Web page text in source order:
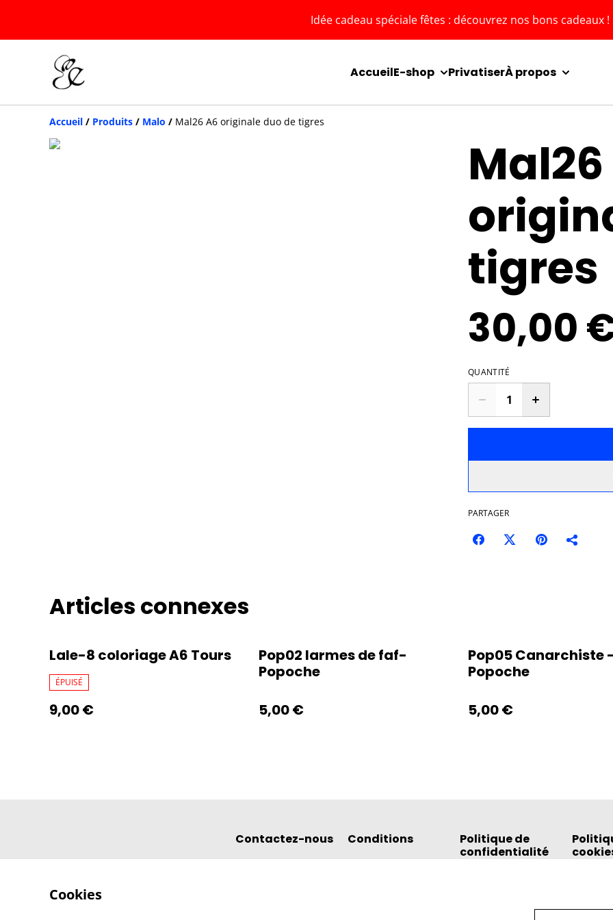
Idée cadeau spéciale fêtes : découvrez nos bons cadeaux !
AccueilE-shop PrivatiserÀ propos
Accueil / Produits / Malo / Mal26 A6 originale duo de tigres
Mal26
tigres
30,00
QUANTITÉ
PARTAGER
Articles connexes
Lale-8 coloriage A6 Tours
ÉPUISÉ
9,00 €
Pop02 larmes de faf-
Popoche
5,00 €
Pop05 Canarchiste -
Popoche
5,00 €
Contactez-nous Conditions
Politique de
confidentialité
Cookies